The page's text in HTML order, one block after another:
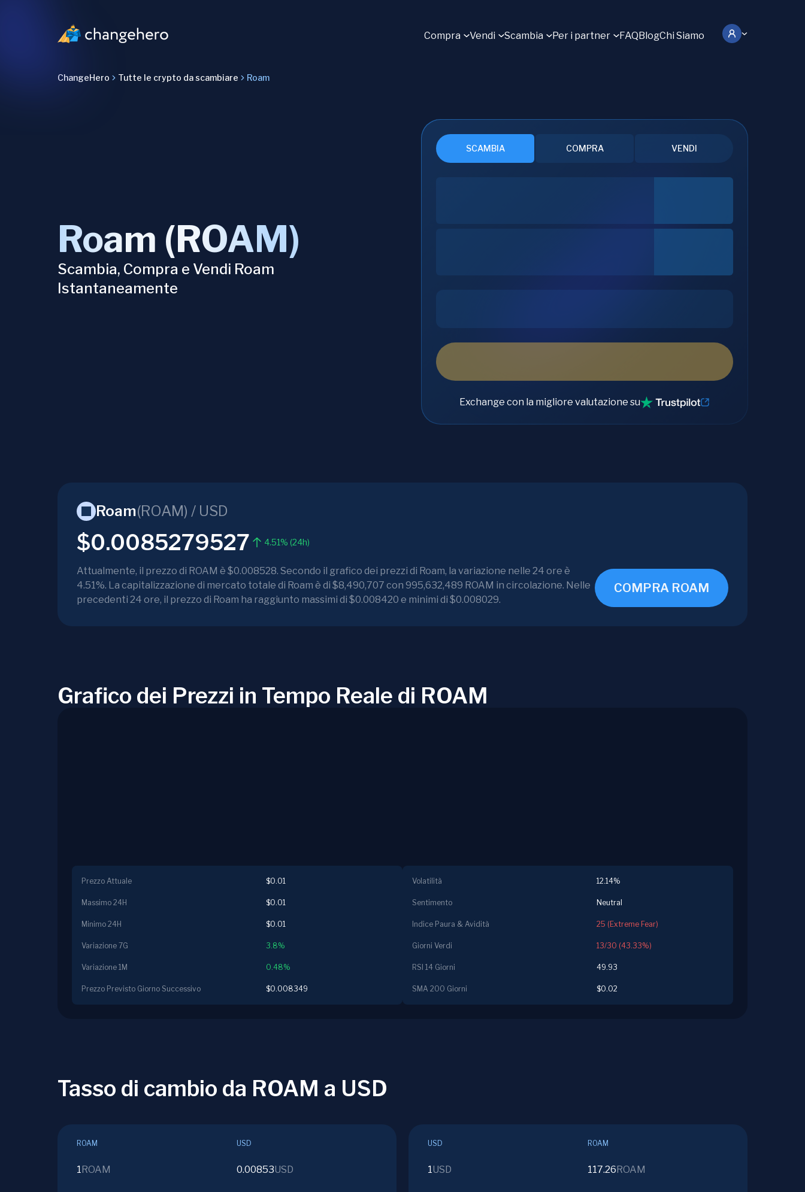
Compra Vendi Scambia Per i partner FAQBlogChi Siamo
ChangeHero Tutte le crypto da scambiare Roam
Roam (ROAM)
Scambia, Compra e Vendi Roam
Istantaneamente
SCAMBIA COMPRA VENDI
Exchange con la migliore valutazione su
Roam(ROAM) / USD
$0.0085279527 4.51% (24h)
Attualmente, il prezzo di ROAM è $0.008528. Secondo il grafico dei prezzi di Roam, la variazione nelle 24 ore è
4.51%. La capitalizzazione di mercato totale di Roam è di $8,490,707 con 995,632,489 ROAM in circolazione. Nelle
precedenti 24 ore, il prezzo di Roam ha raggiunto massimi di $0.008420 e minimi di $0.008029.
COMPRA ROAM
Grafico dei Prezzi in Tempo Reale di ROAM
Prezzo Attuale $0.01
Massimo 24H $0.01
Minimo 24H $0.01
Variazione 7G 3.8%
Variazione 1M 0.48%
Prezzo Previsto Giorno Successivo $0.008349
Volatilità 12.14%
Sentimento Neutral
Indice Paura & Avidità 25 (Extreme Fear)
Giorni Verdi 13/30 (43.33%)
RSI 14 Giorni 49.93
SMA 200 Giorni $0.02
Tasso di cambio da ROAM a USD
ROAM USD
1ROAM 0.00853USD
USD ROAM
1USD 117.26ROAM